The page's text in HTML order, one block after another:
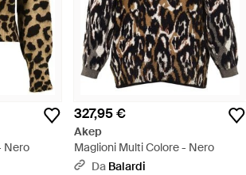
Nero
327,95 €
Akep
Maglioni Multi Colore - Nero
Da Balardi